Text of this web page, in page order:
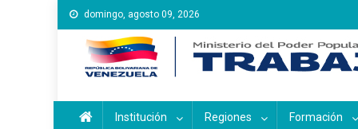
Saltar
al
contenido
domingo, agosto 09, 2026
Instituto Nacional de
Inces
Institución Regiones Formación